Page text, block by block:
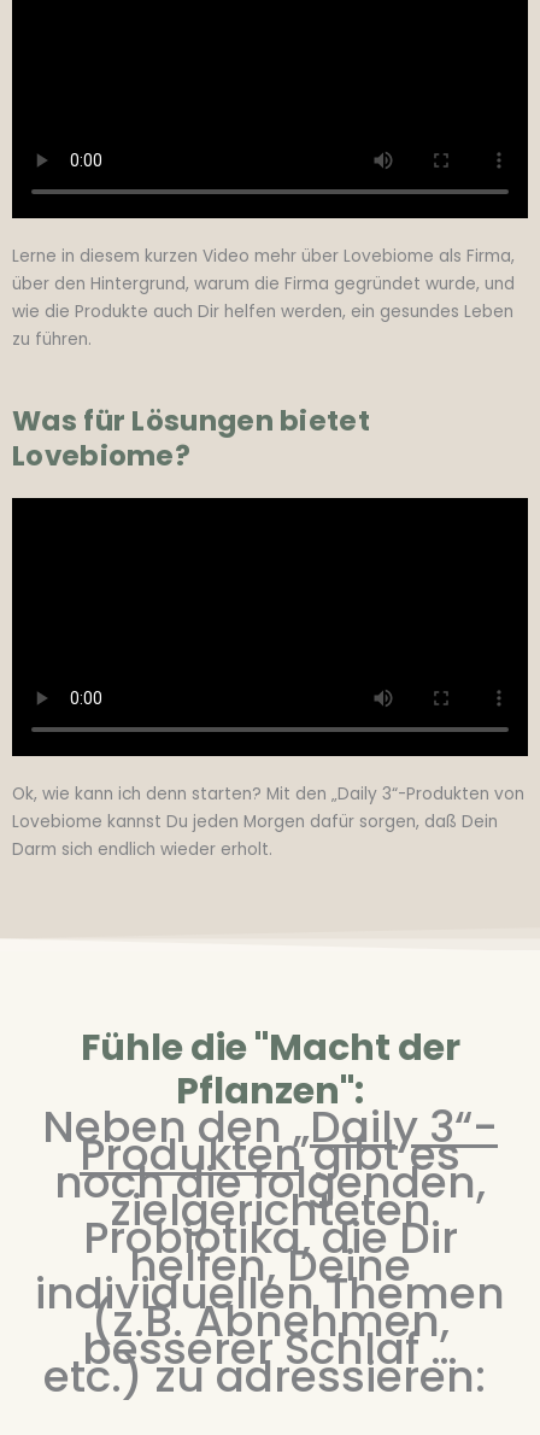
Lerne in diesem kurzen Video mehr über Lovebiome als Firma,
über den Hintergrund, warum die Firma gegründet wurde, und
wie die Produkte auch Dir helfen werden, ein gesundes Leben
zu führen.
Was für Lösungen bietet
Lovebiome?
Ok, wie kann ich denn starten? Mit den „Daily 3“-Produkten von
Lovebiome kannst Du jeden Morgen dafür sorgen, daß Dein
Darm sich endlich wieder erholt.
Fühle die "Macht der
Pflanzen":
Neben den „Daily 3“-
Produktengibt es
noch die folgenden,
zielgerichteten
Probiotika, die Dir
helfen, Deine
individuellen Themen
(z.B. Abnehmen,
besserer Schlaf …
etc.) zu adressieren: